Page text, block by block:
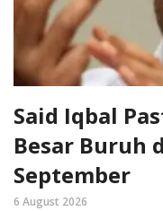
Said Iqbal
Besar Buruh
September
6 August 2026